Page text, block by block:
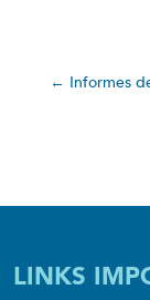
← Informes
LINKS